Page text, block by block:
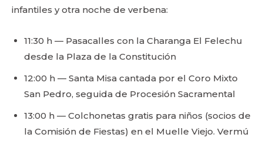
infantiles y otra noche de verbena:
11:30 h — Pasacalles con la Charanga El Felechu
desde la Plaza de la Constitución
12:00 h — Santa Misa cantada por el Coro Mixto
San Pedro, seguida de Procesión Sacramental
13:00 h — Colchonetas gratis para niños (socios de
la Comisión de Fiestas) en el Muelle Viejo. Vermú